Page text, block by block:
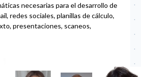
necesarias para el desarrollo de
redes sociales, planillas de cálculo,
presentaciones, scaneos,